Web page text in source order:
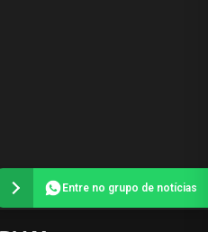
Entre no grupo de notícias